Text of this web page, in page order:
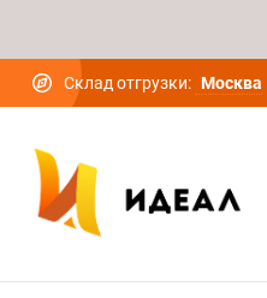
Склад отгрузки: Москва